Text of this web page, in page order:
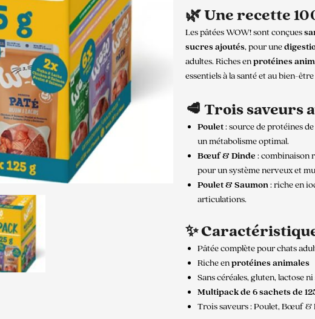
🌿 Une recette
Les pâtées WOW! sont conçues
sucres ajoutés, pour une
adultes. Riches enprotéines
essentiels à la santé et au bien-
🥩 Trois saveurs
Poulet: source de protéines
un métabolisme optimal.
Bœuf & Dinde : combinaison
pour un système nerveux et
Poulet & Saumon: riche en
articulations.
✨
Pâtée complète pour chats
Riche enprotéines animales
Sans céréales, gluten, lactose
Multipack de 6 sachets de
Trois saveurs : Poulet, Bœuf &